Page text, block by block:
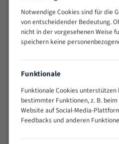
50 - 120
4/6
80 - 180
3/4
130 -
350
2/3
200 -
600
> 500
0,75/1,25
Vorteile:
Notwendige Cookies sind für die
von entscheidender Bedeutung.
nicht in der vorgesehenen Weise
speichern keine
Funktionale
Funktionale Cookies unterstützen
bestimmter Funktionen, z. B.
Website auf Social-Media-
Feedbacks und anderen